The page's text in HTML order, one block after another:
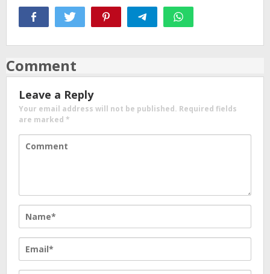
Comment
Leave a Reply
Your email address will not be published. Required fields
are marked *